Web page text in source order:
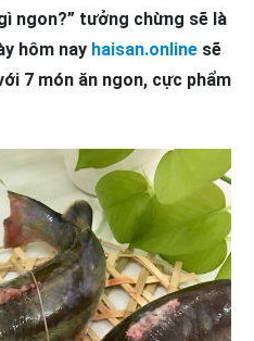
ngon?” tưởng chừng sẽ là
hôm nay haisan.online sẽ
7 món ăn ngon, cực phẩm